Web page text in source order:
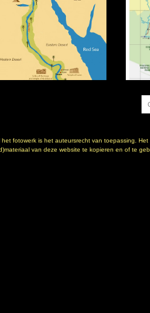
het fotowerk is het auteursrecht van toepassing.
van deze website te kopieren en of te